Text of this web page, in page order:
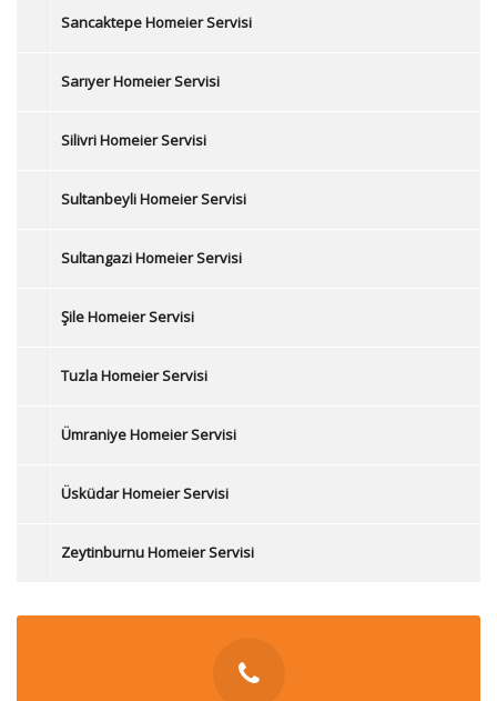
Sancaktepe Homeier Servisi
Sarıyer Homeier Servisi
Silivri Homeier Servisi
Sultanbeyli Homeier Servisi
Sultangazi Homeier Servisi
Şile Homeier Servisi
Tuzla Homeier Servisi
Ümraniye Homeier Servisi
Üsküdar Homeier Servisi
Zeytinburnu Homeier Servisi
İLETİŞİM